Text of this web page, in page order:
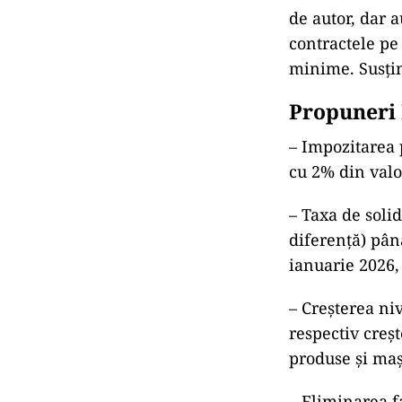
de autor, dar
contractele
minime.
Propuneri
–
cu 2% din
– Taxa de
diferență)
ianuarie
– Creșterea
respectiv
produse și